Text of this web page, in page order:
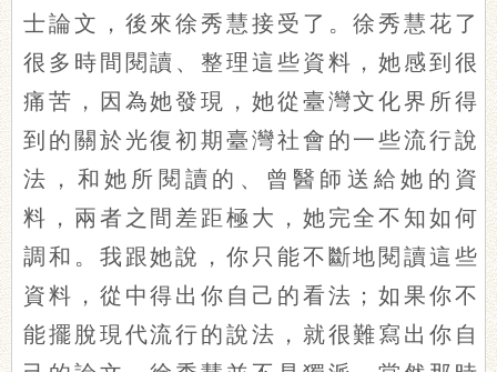
士論文，後來徐秀慧接受了。徐秀慧花了
很多時間閱讀、整理這些資料，她感到很
痛苦，因為她發現，她從臺灣文化界所得
到的關於光復初期臺灣社會的一些流行說
法，和她所閱讀的、曾醫師送給她的資
料，兩者之間差距極大，她完全不知如何
調和。我跟她說，你只能不斷地閱讀這些
資料，從中得出你自己的看法；如果你不
能擺脫現代流行的說法，就很難寫出你自